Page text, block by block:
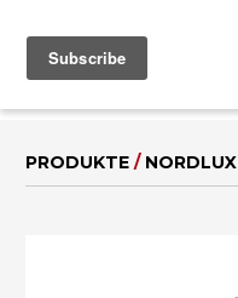
PRODUKTE/ NORDLUX